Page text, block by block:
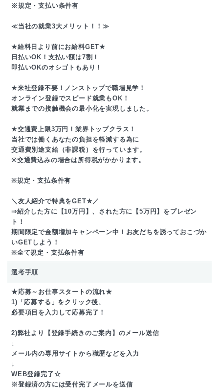
※規定・支払い条件有
≪当社の就業3大メリット！！≫
★給料日より前にお給料GET★
日払いOK！支払い額は7割！
即払いOKのオシゴトもあり！
★来社登録不要！ノンストップで職場見学！
オンライン登録でスピード就業もOK！
就業までの接触機会の最小化を実現しました。
★交通費上限3万円！業界トップクラス！
当社では働くあなたの負担を軽減する為に
交通費別途支給（非課税）を行っています。
※交通費込みの場合は所得税がかかります。
※規定・支払条件有
＼友人紹介で特典をGET★／
⇒紹介した方に【10万円】、された方に【5万円】をプレゼン
ト！
期間限定で金額増加キャンペーン中！お友だちを誘っておこづか
いGETしよう！
※全て規定・支払条件有
選考手順
★応募～お仕事スタートの流れ★
1)「応募する」をクリック後、
必要項目を入力して応募完了！
2)弊社より【登録手続きのご案内】のメール送信
↓
メール内の専用サイトから職歴などを入力
↓
WEB登録完了☆
※登録済の方には受付完了メールを送信